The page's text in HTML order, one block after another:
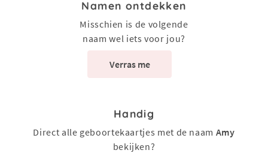
Namen ontdekken
Misschien is de volgende
naam wel iets voor jou?
Verras me
Handig
Direct alle geboortekaartjes met de naam Amy
bekijken?